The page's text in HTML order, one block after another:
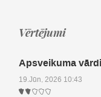
Vērtējumi
Apsveikuma
19.Jūn, 2026 10:43